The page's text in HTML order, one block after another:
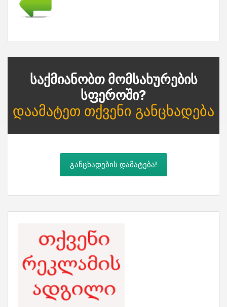
Საქმიანობთ Მომსახურების
Სფეროში?
Დაამატეთ Თქვენი Განცხადება
განცხადების დამატება!